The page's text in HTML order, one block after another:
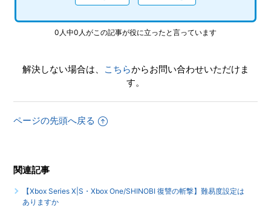
【Xbox Series X|S・Xbox One/SHINOBI 復讐の斬撃】トロ
フィー、実績機能はありますか
【Xbox Series X|S・Xbox One/SHINOBI 復讐の斬撃】途中
で難易度の変更はできますか
【Xbox Series X|S・Xbox One/SHINOBI 復讐の斬撃】言語
（音声）設定はありますか（日本語以外の言語や、音声は選
べますか）
0人中0人がこの記事が役に立ったと言っています
解決しない場合は、 こちらからお問い合わせいただけま
す。
ページの先頭へ戻る
関連記事
【Xbox Series X|S・Xbox One/SHINOBI 復讐の斬撃】難易度設定は
ありますか